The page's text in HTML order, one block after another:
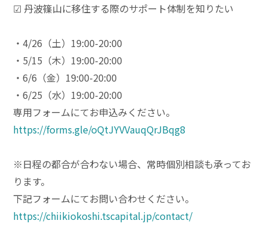
☑︎ 丹波篠山に移住する際のサポート体制を知りたい
・4/26（土）19:00-20:00
・5/15（木）19:00-20:00
・6/6（金）19:00-20:00
・6/25（水）19:00-20:00
専用フォームにてお申込みください。
https://forms.gle/oQtJYVVauqQrJBqg8
※日程の都合が合わない場合、常時個別相談も承ってお
ります。
下記フォームにてお問い合わせください。
https://chiikiokoshi.tscapital.jp/contact/